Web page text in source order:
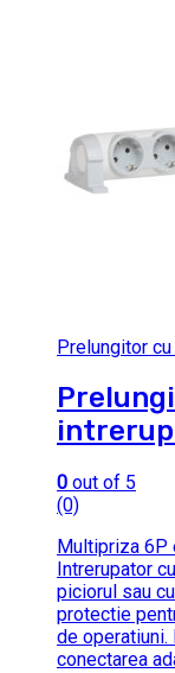
Prelungitor
0 out of 5
(0)
Multipriza 6P
Intrerupator
piciorul sau
protectie
de
conectarea